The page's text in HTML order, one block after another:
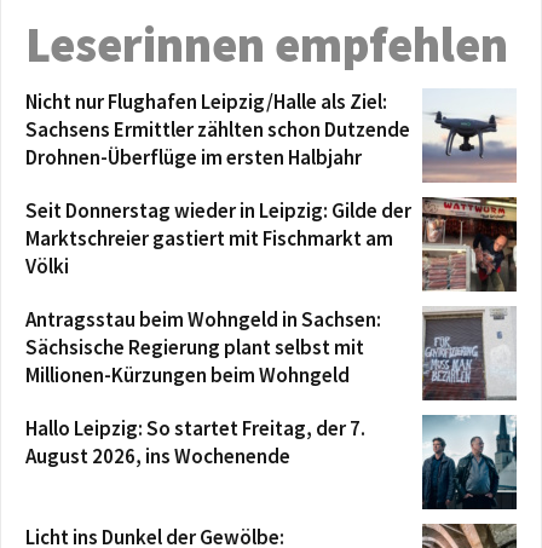
Leserinnen empfehlen
Nicht nur Flughafen Leipzig/Halle als Ziel:
Sachsens Ermittler zählten schon Dutzende
Drohnen-Überflüge im ersten Halbjahr
Seit Donnerstag wieder in Leipzig: Gilde der
Marktschreier gastiert mit Fischmarkt am
Völki
Antragsstau beim Wohngeld in Sachsen:
Sächsische Regierung plant selbst mit
Millionen-Kürzungen beim Wohngeld
Hallo Leipzig: So startet Freitag, der 7.
August 2026, ins Wochenende
Licht ins Dunkel der Gewölbe: